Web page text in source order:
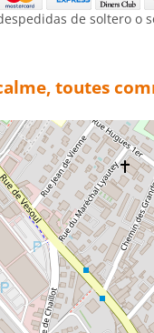
de soltero o
toutes